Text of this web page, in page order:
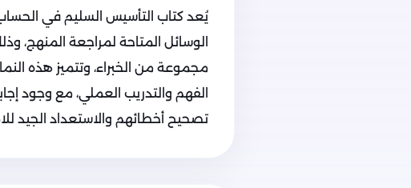
يُعد كتاب التأسيس السليم في
الوسائل المتاحة لمراجعة المنهج،
مجموعة من الخبراء، وتتميز هذه
الفهم والتدريب العملي، مع وجود
تصحيح أخطائهم والاستعداد الجيد